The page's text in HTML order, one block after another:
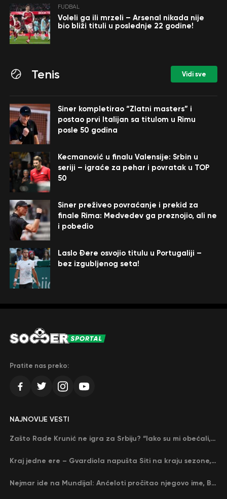
FUDBAL
Voleli ga ili mrzeli – Arsenal nikada nije
bio bliži tituli u poslednje 22 godine!
Tenis Vidi sve
Siner kompletirao “Zlatni masters” i
postao prvi Italijan sa titulom u Rimu
posle 50 godina
Kecmanović u finalu Valensije: Srbin u
seriji – igraće za pehar i povratak u TOP
50
Siner preživeo povraćanje i prekid za
finale Rima: Medvedev ga preznojio, ali ne
i pobedio
Laslo Đere osvojio titulu u Portugaliji –
bez izgubljenog seta!
Pratite nas preko:
NAJNOVIJE VESTI
Zašto Rade Krunić ne igra za Srbiju? “Iako su mi obećali, niko me nije zvao…”
Kraj jedne ere – Gvardiola napušta Siti na kraju sezone, menja ga njegov nekadašnji rival
Nejmar ide na Mundijal: Anćeloti pročitao njegovo ime, Brazil u delirijumu (VIDEO)